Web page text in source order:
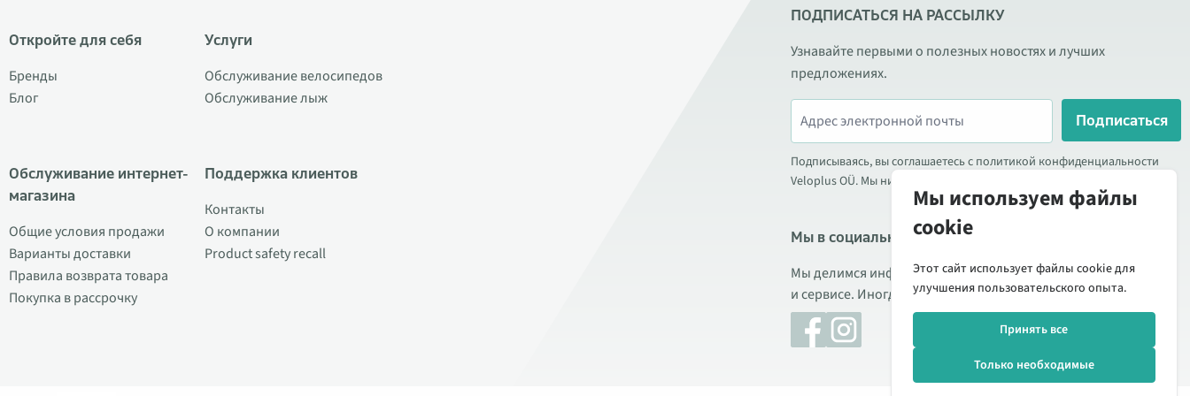
Откройте для себя
Бренды
Блог
Обслуживание интернет-
магазина
Общие условия продажи
Варианты доставки
Правила возврата товара
Покупка в рассрочку
Услуги
Обслуживание велосипедов
Обслуживание лыж
Поддержка клиентов
Контакты
О компании
Product safety recall
ПОДПИСАТЬСЯ НА РАССЫЛКУ
Узнавайте первыми о полезных новостях и лучших
предложениях.
Подписаться
Подписываясь, вы соглашаетесь с политикой конфиденциальности
Veloplus OÜ. Мы никогда не передаём ваши данные третьим лицам.
Мы в социальных сетях
Мы делимся информацией о выгодных акциях, новых товарах
и сервисе. Иногда публикуем обзоры продукции.
Мы используем файлы
cookie
Этот сайт использует файлы cookie для
улучшения пользовательского опыта.
Принять все
Только необходимые